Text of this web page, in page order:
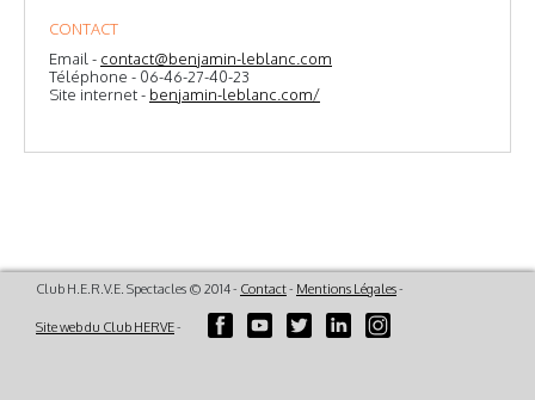
CONTACT
Email - contact@benjamin-leblanc.com
Téléphone - 06-46-27-40-23
Site internet - benjamin-leblanc.com/
Club H.E.R.V.E. Spectacles © 2014 - Contact- Mentions Légales-
Site web du Club HERVE-